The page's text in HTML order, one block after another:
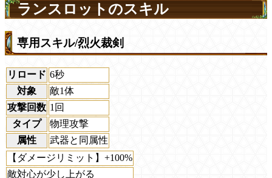
ランスロットのスキル
専用スキル/烈火裁剣
リロード 6秒
対象
敵1体
攻撃回数 1回
タイプ
物理攻撃
属性
武器と同属性
【ダメージリミット】+100%
敵対心が少し上がる